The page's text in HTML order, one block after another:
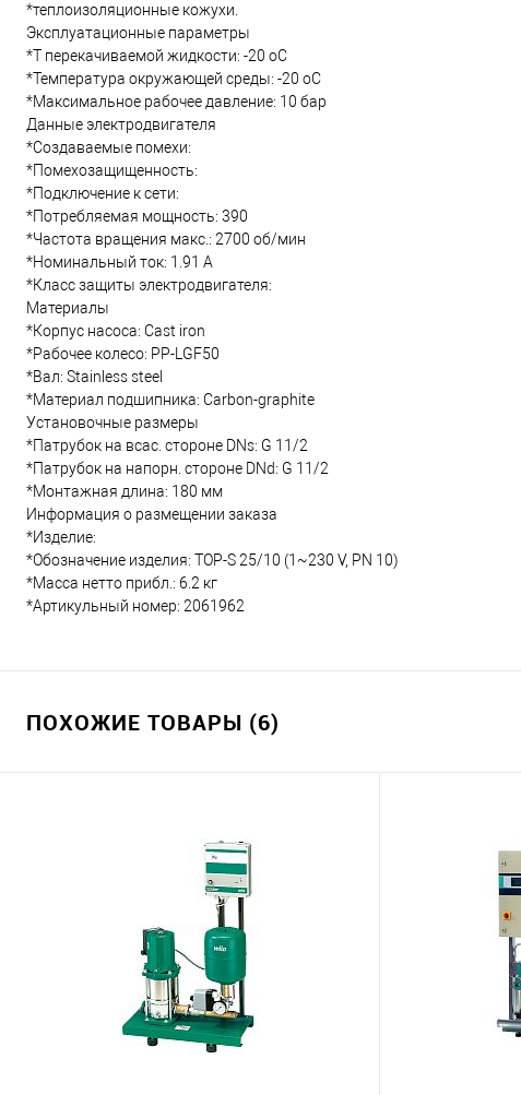
*теплоизоляционные кожухи.
Эксплуатационные параметры
*T перекачиваемой жидкости: -20 oC
*Температура окружающей среды: -20 oC
*Максимальное рабочее давление: 10 бар
Данные электродвигателя
*Создаваемые помехи:
*Помехозащищенность:
*Подключение к сети:
*Потребляемая мощность: 390
*Частота вращения макс.: 2700 об/мин
*Номинальный ток: 1.91 А
*Класс защиты электродвигателя:
Материалы
*Корпус насоса: Cast iron
*Рабочее колесо: PP-LGF50
*Вал: Stainless steel
*Материал подшипника: Carbon-graphite
Установочные размеры
*Патрубок на всас. стороне DNs: G 11/2
*Патрубок на напорн. стороне DNd: G 11/2
*Монтажная длина: 180 мм
Информация о размещении заказа
*Изделие:
*Обозначение изделия: TOP-S 25/10 (1~230 V, PN 10)
*Масса нетто прибл.: 6.2 кг
*Артикульный номер: 2061962
ПОХОЖИЕ ТОВАРЫ (6)